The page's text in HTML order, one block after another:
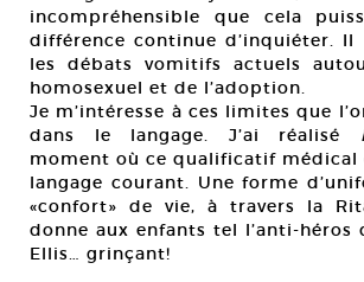
incompréhensible que cela
différence continue d’inquiéter. Il
les débats vomitifs actuels
homosexuel et de l’adoption.
Je m’intéresse à ces limites que
dans le langage. J’ai réalisé
moment où ce qualificatif médical
langage courant. Une forme
«confort» de vie, à travers la
donne aux enfants tel l’anti-héros
Ellis… grinçant!